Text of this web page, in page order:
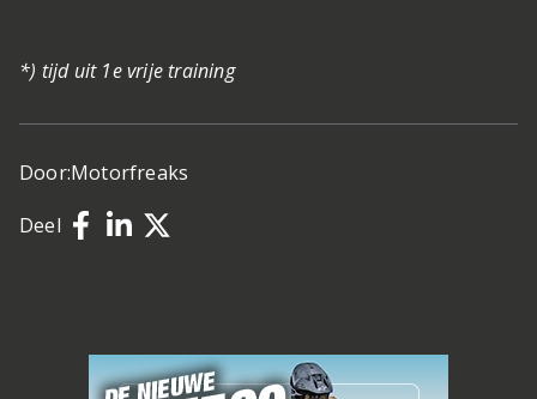
*) tijd uit 1e vrije training
Door:Motorfreaks
Deel